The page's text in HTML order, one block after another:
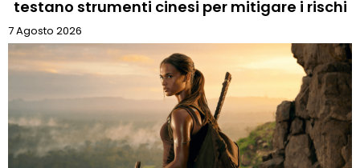
testano strumenti cinesi per mitigare i rischi
7 Agosto 2026